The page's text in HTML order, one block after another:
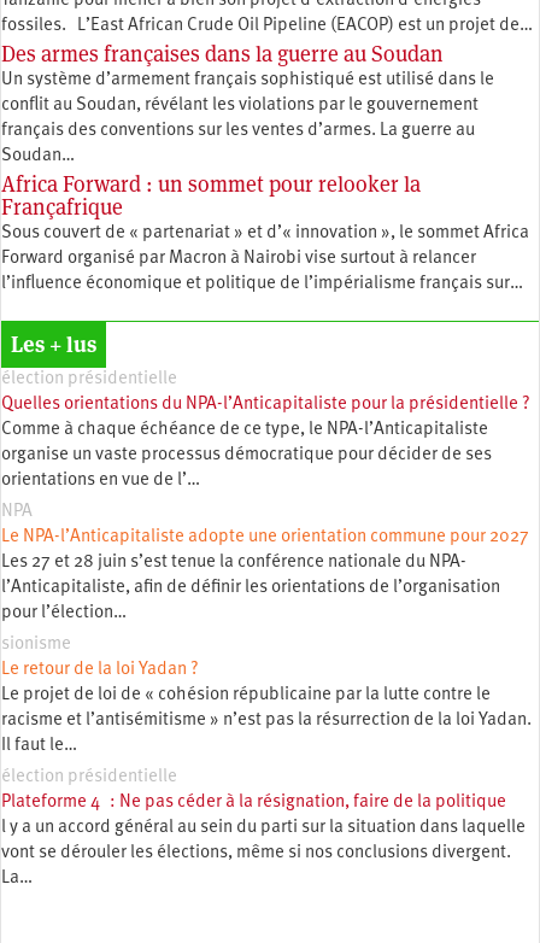
fossiles. L’East African Crude Oil Pipeline (EACOP) est un projet de…
Des armes françaises dans la guerre au Soudan
Un système d’armement français sophistiqué est utilisé dans le
conflit au Soudan, révélant les violations par le gouvernement
français des conventions sur les ventes d’armes. La guerre au
Soudan…
Africa Forward : un sommet pour relooker la
Françafrique
Sous couvert de « partenariat » et d’« innovation », le sommet Africa
Forward organisé par Macron à Nairobi vise surtout à relancer
l’influence économique et politique de l’impérialisme français sur…
Les + lus
élection présidentielle
Quelles orientations du NPA-l’Anticapitaliste pour la présidentielle ?
Comme à chaque échéance de ce type, le NPA-l’Anticapitaliste
organise un vaste processus démocratique pour décider de ses
orientations en vue de l’…
NPA
Le NPA-l’Anticapitaliste adopte une orientation commune pour 2027
Les 27 et 28 juin s’est tenue la conférence nationale du NPA-
l’Anticapitaliste, afin de définir les orientations de l’organisation
pour l’élection…
sionisme
Le retour de la loi Yadan ?
Le projet de loi de « cohésion républicaine par la lutte contre le
racisme et l’antisémitisme » n’est pas la résurrection de la loi Yadan.
Il faut le…
élection présidentielle
Plateforme 4 : Ne pas céder à la résignation, faire de la politique
l y a un accord général au sein du parti sur la situation dans laquelle
vont se dérouler les élections, même si nos conclusions divergent.
La…